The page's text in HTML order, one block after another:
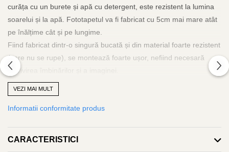
curăța cu un burete și apă cu detergent, este rezistent la lumina
soarelui și la apă. Fototapetul va fi fabricat cu 5cm mai mare atât
pe înălțime cât și pe lungime.
Fiind fabricat dintr-o singură bucată și din material foarte rezistent
(care nu se rupe), se montează foarte ușor, nefiind necesară
potrivirea îmbinărilor și a imaginei.
Adezivul se va aplica doar pe perete, iar tapetul se va aplica pe
orizontală de la stânga la dreapta sau invers și se va scoate aerul
și surplusul de adeziv cu ajutorul unei lavete curate, rola de silicon
fără a risca ruperea.
VEZI MAI MULT
Informatii conformitate produs
CARACTERISTICI